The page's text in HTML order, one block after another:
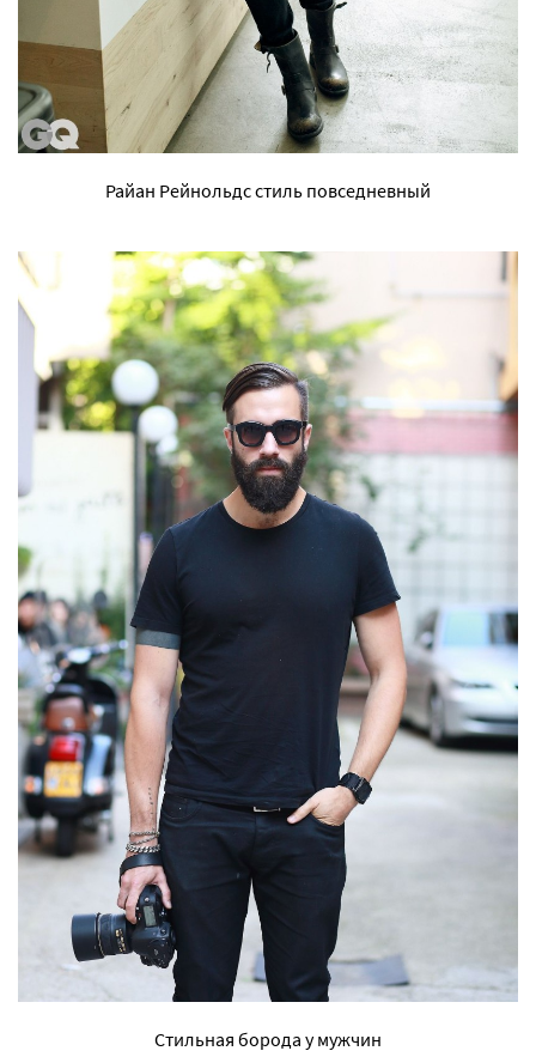
Райан Рейнольдс стиль повседневный
Стильная борода у мужчин